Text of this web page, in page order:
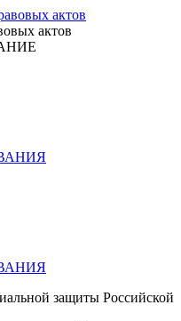
актов
защиты Российской